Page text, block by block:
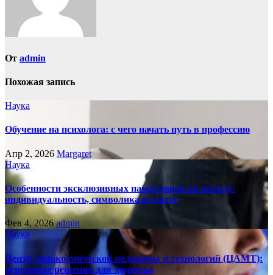
От admin
Похожая запись
Наука
Обучение на психолога: с чего начать путь в профессию
Апр 2, 2026 Margaret
Наука
Особенности эксклюзивных памятников на могилу:
индивидуальность, символика и статус
Фев 4, 2026admin
Наука
Центр авиакосмической медицины и технологий (ЦАМТ):
передовые решения для здоровья